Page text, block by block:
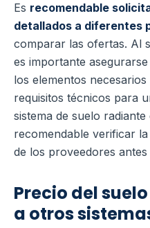
Es recomendable
detallados a diferentes
comparar las ofertas. Al
es importante
los elementos
requisitos técnicos para
sistema de suelo
recomendable verificar
de los proveedores
Precio del
a otros